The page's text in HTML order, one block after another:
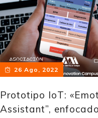
26 Ago, 2022
Prototipo IoT:
Assistant”,